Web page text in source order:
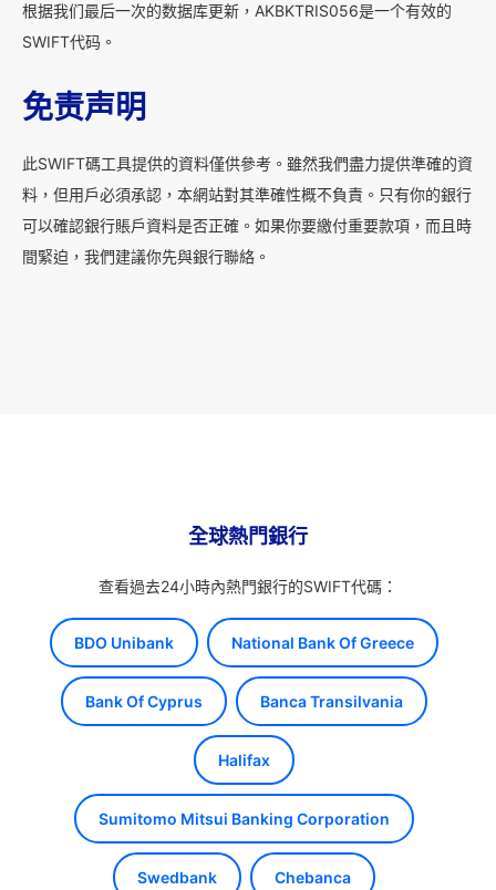
根据我们最后一次的数据库更新，AKBKTRIS056是一个有效的
SWIFT代码。
免责声明
此SWIFT碼工具提供的資料僅供參考。雖然我們盡力提供準確的資
料，但用戶必須承認，本網站對其準確性概不負責。只有你的銀行
可以確認銀行賬戶資料是否正確。如果你要繳付重要款項，而且時
間緊迫，我們建議你先與銀行聯絡。
全球熱門銀行
查看過去24小時內熱門銀行的SWIFT代碼：
BDO Unibank National Bank Of Greece
Bank Of Cyprus Banca Transilvania
Halifax
Sumitomo Mitsui Banking Corporation
Swedbank Chebanca